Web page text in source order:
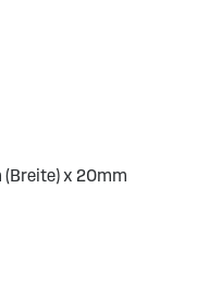
x 20mm